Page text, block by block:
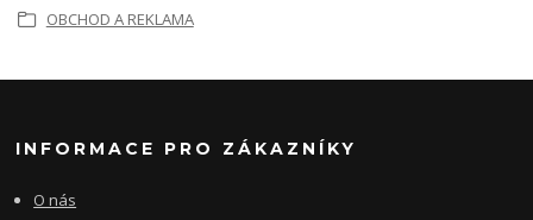
OBCHOD A REKLAMA
INFORMACE PRO ZÁKAZNÍKY
O nás